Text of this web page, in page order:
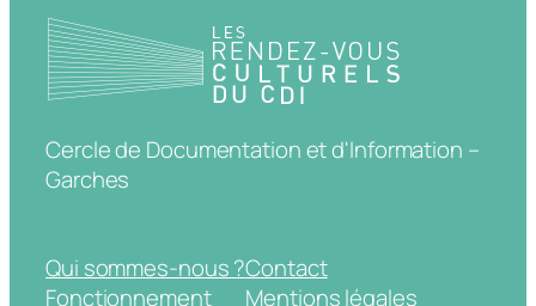
Cercle de Documentation et d'Information –
Garches
Qui sommes-nous ?
Fonctionnement
Contact
Mentions légales